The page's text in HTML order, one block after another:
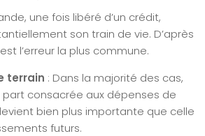
une fois libéré d’un crédit,
son train de vie. D’après
l’erreur la plus commune.
terrain : Dans la majorité des cas,
part consacrée aux dépenses de
bien plus importante que celle
futurs.